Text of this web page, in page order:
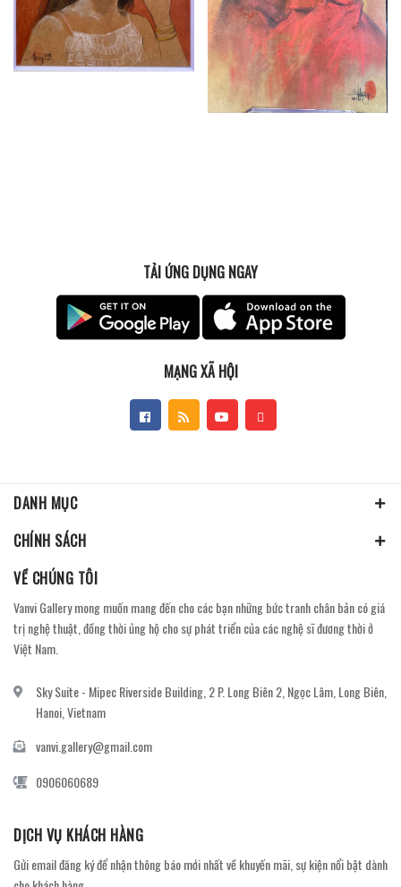
TẢI ỨNG DỤNG NGAY
MẠNG XÃ HỘI
DANH MỤC
CHÍNH SÁCH
VỀ CHÚNG TÔI
Vanvi Gallery mong muốn mang đến cho các bạn những bức tranh chân bản có giá
trị nghệ thuật, đồng thời ủng hộ cho sự phát triển của các nghệ sĩ đương thời ở
Việt Nam.
Sky Suite - Mipec Riverside Building, 2 P. Long Biên 2, Ngọc Lâm, Long Biên,
Hanoi, Vietnam
vanvi.gallery@gmail.com
0906060689
DỊCH VỤ KHÁCH HÀNG
Gửi email đăng ký để nhận thông báo mới nhất về khuyến mãi, sự kiện nổi bật dành